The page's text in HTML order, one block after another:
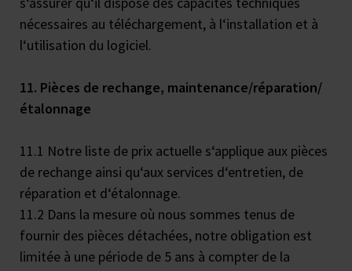
nécessaires au téléchargement, à l‘installation et à
l‘utilisation du logiciel.
11. Pièces de rechange, maintenance/réparation/
étalonnage
11.1 Notre liste de prix actuelle s‘applique aux pièces
de rechange ainsi qu‘aux services d‘entretien, de
réparation et d‘étalonnage.
11.2 Dans la mesure où nous sommes tenus de
fournir des pièces détachées, notre obligation est
limitée à une période de 5 ans à compter de la